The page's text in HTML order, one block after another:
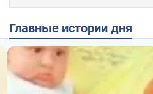
Главные истории дня